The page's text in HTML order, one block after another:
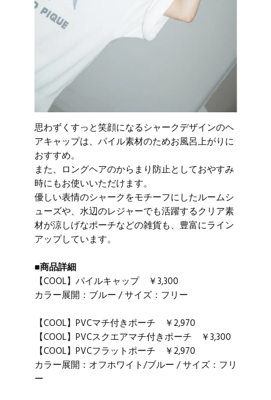
思わずくすっと笑顔になるシャークデザインのヘ
アキャップは、パイル素材のためお風呂上がりに
おすすめ。
また、ロングヘアのからまり防止としておやすみ
時にもお使いいただけます。
優しい表情のシャークをモチーフにしたルームシ
ューズや、水辺のレジャーでも活躍するクリア素
材が涼しげなポーチなどの雑貨も、豊富にライン
アップしています。
■商品詳細
【COOL】パイルキャップ ￥3,300
カラー展開：ブルー / サイズ：フリー
【COOL】PVCマチ付きポーチ ￥2,970
【COOL】PVCスクエアマチ付きポーチ ￥3,300
【COOL】PVCフラットポーチ ￥2,970
カラー展開：オフホワイト/ブルー / サイズ：フリ
ー